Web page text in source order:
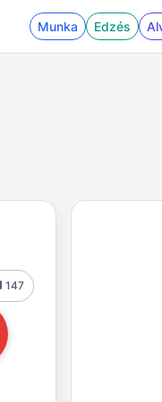
Munka Edzés
147